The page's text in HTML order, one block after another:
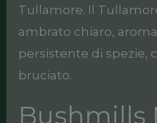
Tullamore. Il
ambrato chiaro,
persistente di spezie,
bruciato.
Bushmills